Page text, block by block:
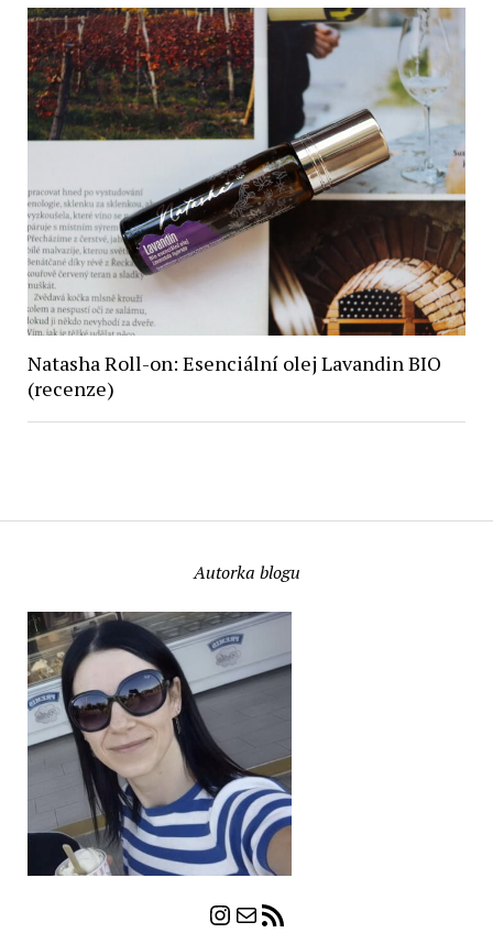
Autorka blogu
Instagram
E-mail
RSS zdroj
Natasha Roll-on: Esenciální olej Lavandin BIO
(recenze)